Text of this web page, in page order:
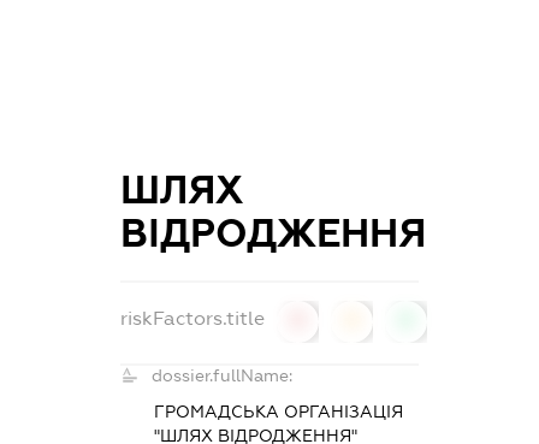
ШЛЯХ
ВІДРОДЖЕННЯ
riskFactors.title
dossier.fullName:
ГРОМАДСЬКА ОРГАНІЗАЦІЯ
"ШЛЯХ ВІДРОДЖЕННЯ"